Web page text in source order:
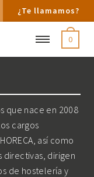
¿Te llamamos?
0
que nace en 2008
cargos
así como
directivas, dirigen
de hostelería y